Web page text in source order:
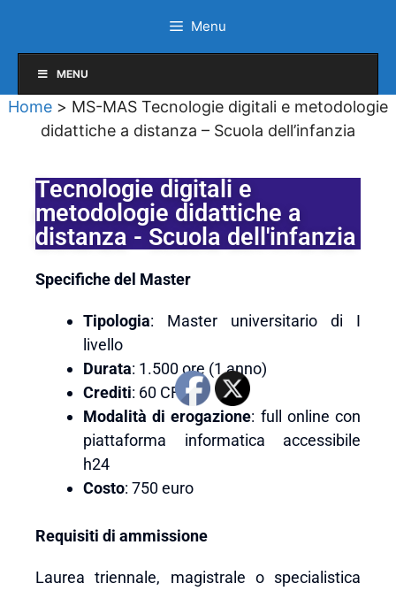
Menu
MENU
Home > MS-MAS Tecnologie digitali e metodologie
didattiche a distanza – Scuola dell’infanzia
Tecnologie digitali e
metodologie didattiche a
distanza - Scuola dell'infanzia
Specifiche del Master
Tipologia: Master universitario di I
livello
Durata: 1.500 ore (1 anno)
Crediti: 60 CFU
Modalità di erogazione: full online con
piattaforma informatica accessibile
h24
Costo: 750 euro
Requisiti di ammissione
Laurea triennale, magistrale o specialistica